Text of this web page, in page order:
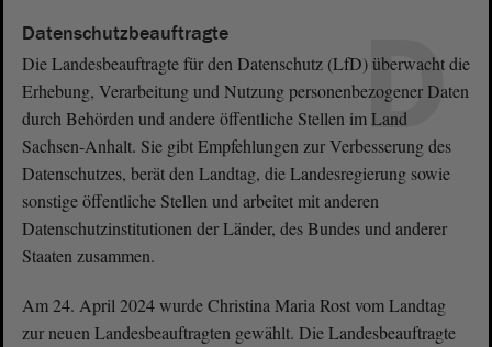
D
Datenschutzbeauftragte
Die Landesbeauftragte für den Datenschutz (LfD) überwacht die
Erhebung, Verarbeitung und Nutzung personenbezogener Daten
durch Behörden und andere öffentliche Stellen im Land
Sachsen-Anhalt. Sie gibt Empfehlungen zur Verbesserung des
Datenschutzes, berät den Landtag, die Landesregierung sowie
sonstige öffentliche Stellen und arbeitet mit anderen
Datenschutzinstitutionen der Länder, des Bundes und anderer
Staaten zusammen.
Am 24. April 2024 wurde Christina Maria Rost vom Landtag
zur neuen Landesbeauftragten gewählt. Die Landesbeauftragte